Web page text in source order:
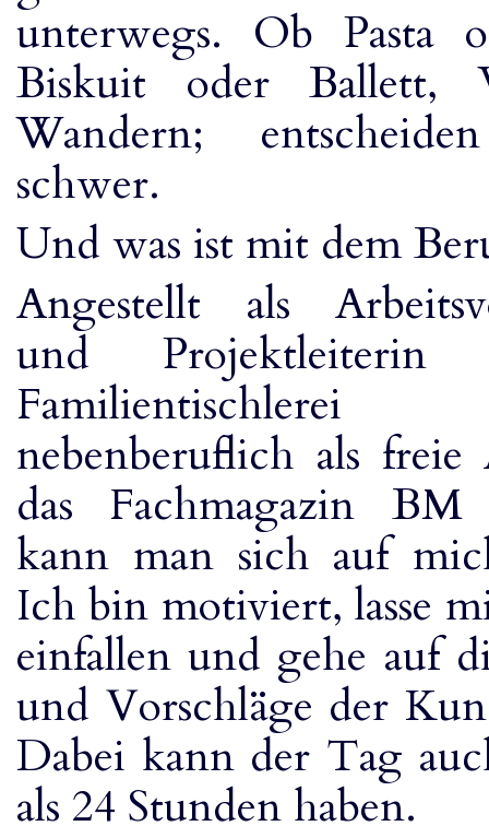
unterwegs. Ob Pasta
Biskuit oder Ballett,
Wandern;
schwer.
Und was ist mit dem
Angestellt als
und
nebenberuflich als
das Fachmagazin BM
kann man sich auf
Ich bin motiviert, lasse
einfallen und gehe auf
und Vorschläge der
Dabei kann der Tag
als 24 Stunden haben.